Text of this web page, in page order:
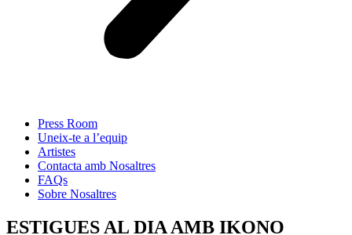
Press Room
Uneix-te a l’equip
Artistes
Contacta amb Nosaltres
FAQs
Sobre Nosaltres
ESTIGUES AL DIA AMB IKONO